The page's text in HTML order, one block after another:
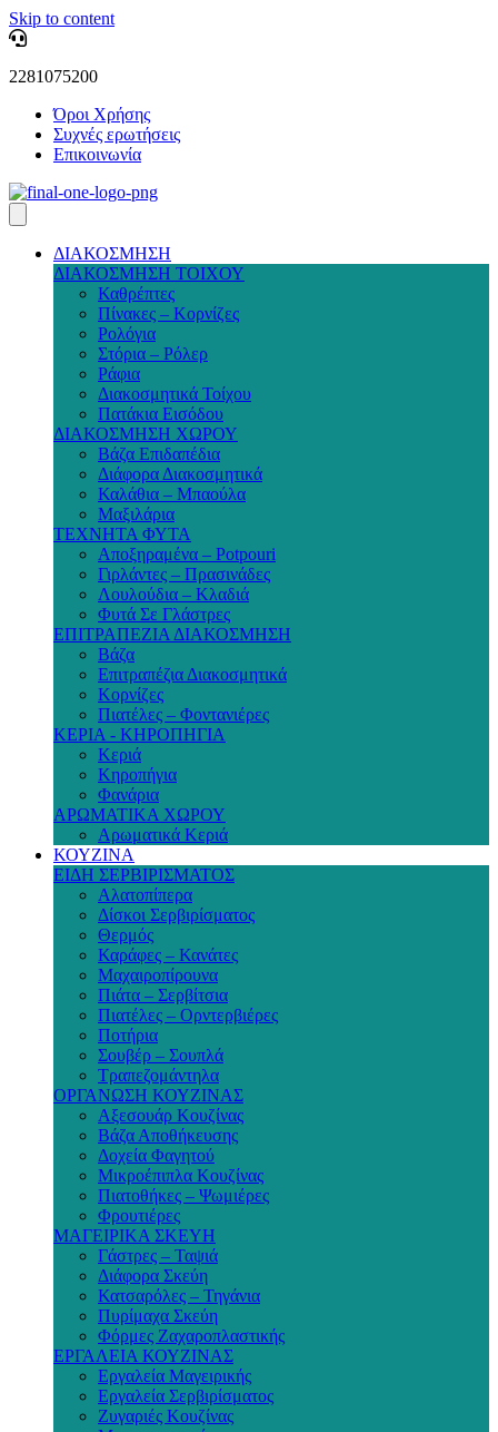
Skip to content
2281075200
Όροι Χρήσης
Συχνές ερωτήσεις
Επικοινωνία
ΔΙΑΚΟΣΜΗΣΗ
ΔΙΑΚΟΣΜΗΣΗ ΤΟΙΧΟΥ
Καθρέπτες
Πίνακες – Κορνίζες
Ρολόγια
Στόρια – Ρόλερ
Ράφια
Διακοσμητικά Τοίχου
Πατάκια Εισόδου
ΔΙΑΚΟΣΜΗΣΗ ΧΩΡΟΥ
Βάζα Επιδαπέδια
Διάφορα Διακοσμητικά
Καλάθια – Μπαούλα
Μαξιλάρια
ΤΕΧΝΗΤΑ ΦΥΤΑ
Αποξηραμένα – Potpouri
Γιρλάντες – Πρασινάδες
Λουλούδια – Κλαδιά
Φυτά Σε Γλάστρες
ΕΠΙΤΡΑΠΕΖΙΑ ΔΙΑΚΟΣΜΗΣΗ
Βάζα
Επιτραπέζια Διακοσμητικά
Κορνίζες
Πιατέλες – Φοντανιέρες
ΚΕΡΙΑ - ΚΗΡΟΠΗΓΙΑ
Κεριά
Κηροπήγια
Φανάρια
ΑΡΩΜΑΤΙΚΑ ΧΩΡΟΥ
Αρωματικά Κεριά
ΚΟΥΖΙΝΑ
ΕΙΔΗ ΣΕΡΒΙΡΙΣΜΑΤΟΣ
Αλατοπίπερα
Δίσκοι Σερβιρίσματος
Θερμός
Καράφες – Κανάτες
Μαχαιροπίρουνα
Πιάτα – Σερβίτσια
Πιατέλες – Ορντερβιέρες
Ποτήρια
Σουβέρ – Σουπλά
Τραπεζομάντηλα
ΟΡΓΑΝΩΣΗ ΚΟΥΖΙΝΑΣ
Αξεσουάρ Κουζίνας
Βάζα Αποθήκευσης
Δοχεία Φαγητού
Μικροέπιπλα Κουζίνας
Πιατοθήκες – Ψωμιέρες
Φρουτιέρες
ΜΑΓΕΙΡΙΚΑ ΣΚΕΥΗ
Γάστρες – Ταψιά
Διάφορα Σκεύη
Κατσαρόλες – Τηγάνια
Πυρίμαχα Σκεύη
Φόρμες Ζαχαροπλαστικής
ΕΡΓΑΛΕΙΑ ΚΟΥΖΙΝΑΣ
Εργαλεία Μαγειρικής
Εργαλεία Σερβιρίσματος
Ζυγαριές Κουζίνας